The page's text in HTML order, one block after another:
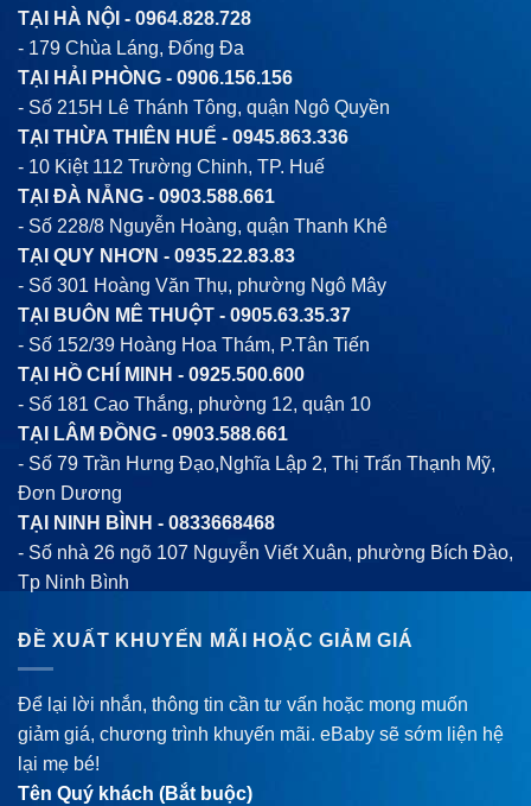
TẠI HÀ NỘI - 0964.828.728
- 179 Chùa Láng, Đống Đa
TẠI HẢI PHÒNG - 0906.156.156
- Số 215H Lê Thánh Tông, quận Ngô Quyền
TẠI THỪA THIÊN HUẾ - 0945.863.336
- 10 Kiệt 112 Trường Chinh, TP. Huế
TẠI ĐÀ NẴNG - 0903.588.661
- Số 228/8 Nguyễn Hoàng, quận Thanh Khê
TẠI QUY NHƠN - 0935.22.83.83
- Số 301 Hoàng Văn Thụ, phường Ngô Mây
TẠI BUÔN MÊ THUỘT - 0905.63.35.37
- Số 152/39 Hoàng Hoa Thám, P.Tân Tiến
TẠI HỒ CHÍ MINH - 0925.500.600
- Số 181 Cao Thắng, phường 12, quận 10
TẠI LÂM ĐỒNG - 0903.588.661
- Số 79 Trần Hưng Đạo,Nghĩa Lập 2, Thị Trấn Thạnh Mỹ,
Đơn Dương
TẠI NINH BÌNH - 0833668468
- Số nhà 26 ngõ 107 Nguyễn Viết Xuân, phường Bích Đào,
Tp Ninh Bình
ĐỀ XUẤT KHUYẾN MÃI HOẶC GIẢM GIÁ
Để lại lời nhắn, thông tin cần tư vấn hoặc mong muốn
giảm giá, chương trình khuyến mãi. eBaby sẽ sớm liện hệ
lại mẹ bé!
Tên Quý khách (Bắt buộc)